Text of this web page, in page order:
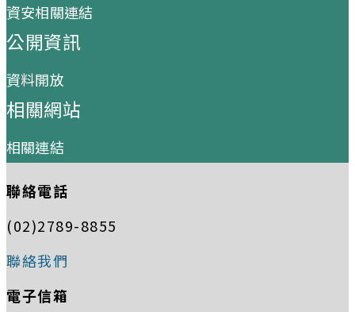
資安相關連結
公開資訊
資料開放
相關網站
相關連結
聯絡電話
(02)2789-8855
聯絡我們
電子信箱